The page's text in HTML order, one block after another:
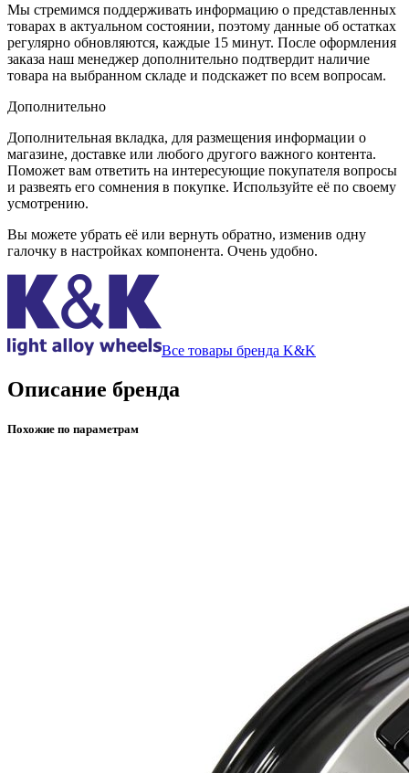
Мы стремимся поддерживать информацию о представленных
товарах в актуальном состоянии, поэтому данные об остатках
регулярно обновляются, каждые 15 минут. После оформления
заказа наш менеджер дополнительно подтвердит наличие
товара на выбранном складе и подскажет по всем вопросам.
Дополнительно
Дополнительная вкладка, для размещения информации о
магазине, доставке или любого другого важного контента.
Поможет вам ответить на интересующие покупателя вопросы
и развеять его сомнения в покупке. Используйте её по своему
усмотрению.
Вы можете убрать её или вернуть обратно, изменив одну
галочку в настройках компонента. Очень удобно.
Все товары бренда K&K
Описание бренда
Похожие по параметрам